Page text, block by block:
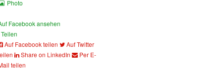
Photo
Facebook ansehen
Teilen
Auf Facebook teilen
Auf Twitter
Share on LinkedIn
Per E-
teilen